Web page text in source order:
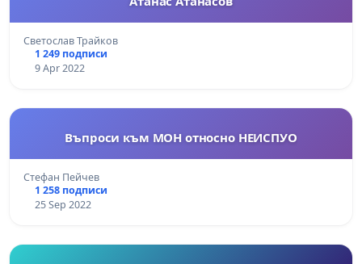
Светослав Трайков
1 249 подписи
9 Apr 2022
Въпроси към МОН относно НЕИСПУО
Стефан Пейчев
1 258 подписи
25 Sep 2022